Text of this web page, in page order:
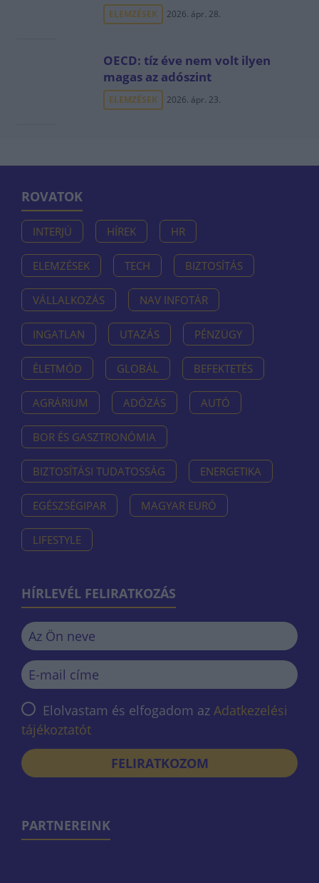
ELEMZÉSEK 2026. ápr. 28.
OECD: tíz éve nem volt ilyen
magas az adószint
ELEMZÉSEK 2026. ápr. 23.
ROVATOK
INTERJÚ HÍREK HR
ELEMZÉSEK TECH BIZTOSÍTÁS
VÁLLALKOZÁS NAV INFOTÁR
INGATLAN UTAZÁS PÉNZÜGY
ÉLETMÓD GLOBÁL BEFEKTETÉS
AGRÁRIUM ADÓZÁS AUTÓ
BOR ÉS GASZTRONÓMIA
BIZTOSÍTÁSI TUDATOSSÁG ENERGETIKA
EGÉSZSÉGIPAR MAGYAR EURÓ
LIFESTYLE
HÍRLEVÉL FELIRATKOZÁS
Elolvastam és elfogadom az Adatkezelési
tájékoztatót
FELIRATKOZOM
PARTNEREINK